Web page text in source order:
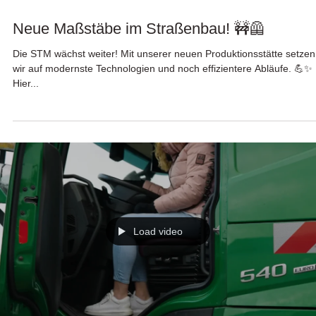
Neue Maßstäbe im Straßenbau! 🚧🦺
Die STM wächst weiter! Mit unserer neuen Produktionsstätte setzen
wir auf modernste Technologien und noch effizientere Abläufe. 💪✨
Hier...
Load video